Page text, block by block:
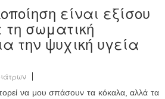
είναι εξίσου
σωματική
την ψυχική υγεία
να μου σπάσουν τα κόκαλα, αλλά τα